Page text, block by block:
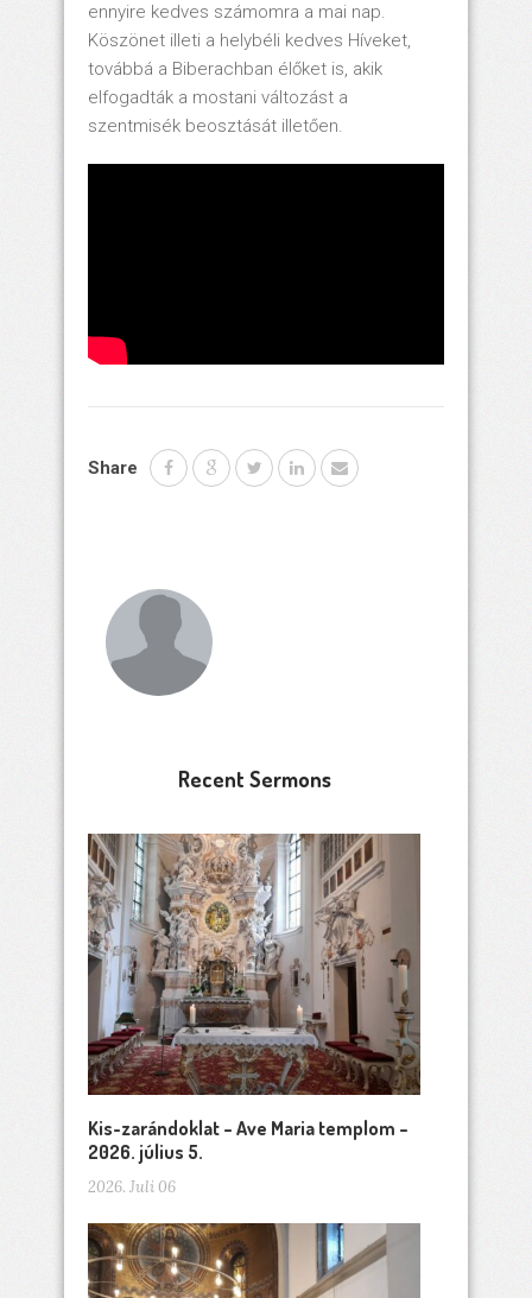
ennyire kedves számomra a mai nap.
Köszönet illeti a helybéli kedves Híveket,
továbbá a Biberachban élőket is, akik
elfogadták a mostani változást a
szentmisék beosztását illetően.
Share
Recent Sermons
Kis-zarándoklat – Ave Maria templom –
2026. július 5.
2026. Juli 06